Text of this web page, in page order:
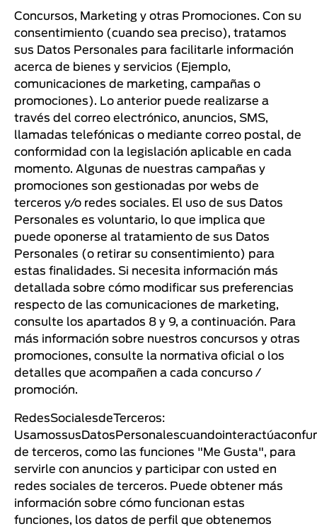
Concursos, Marketing y otras Promociones. Con su
consentimiento (cuando sea preciso), tratamos
sus Datos Personales para facilitarle información
acerca de bienes y servicios (Ejemplo,
comunicaciones de marketing, campañas o
promociones). Lo anterior puede realizarse a
través del correo electrónico, anuncios, SMS,
llamadas telefónicas o mediante correo postal, de
conformidad con la legislación aplicable en cada
momento. Algunas de nuestras campañas y
promociones son gestionadas por webs de
terceros y/o redes sociales. El uso de sus Datos
Personales es voluntario, lo que implica que
puede oponerse al tratamiento de sus Datos
Personales (o retirar su consentimiento) para
estas finalidades. Si necesita información más
detallada sobre cómo modificar sus preferencias
respecto de las comunicaciones de marketing,
consulte los apartados 8 y 9, a continuación. Para
más información sobre nuestros concursos y otras
promociones, consulte la normativa oficial o los
detalles que acompañen a cada concurso /
promoción.
RedesSocialesdeTerceros:
de terceros, como las funciones "Me Gusta", para
servirle con anuncios y participar con usted en
redes sociales de terceros. Puede obtener más
información sobre cómo funcionan estas
funciones, los datos de perfil que obtenemos